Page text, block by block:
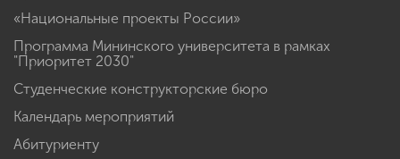
«Национальные проекты России»
Программа Мининского университета в рамках
"Приоритет 2030"
Студенческие конструкторские бюро
Календарь мероприятий
Абитуриенту